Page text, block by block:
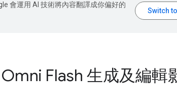
會運用 AI 技術將內容翻譯成你偏好的
Flash 生成及編輯